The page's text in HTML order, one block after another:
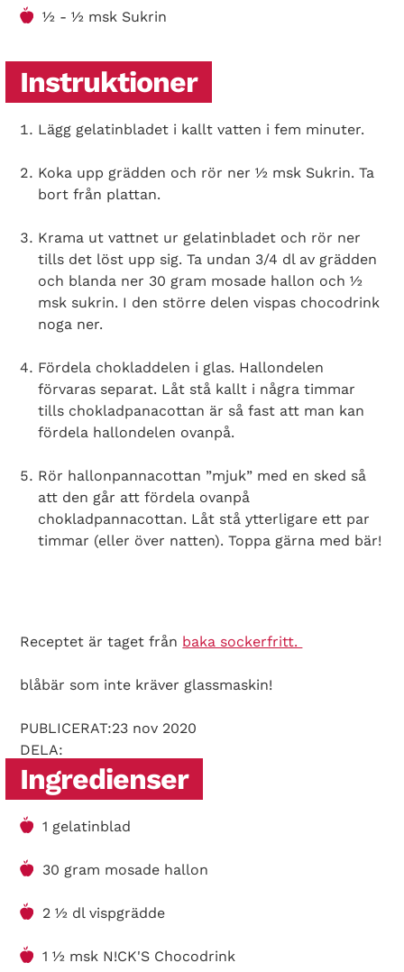
½ - ½ msk Sukrin
Instruktioner
Lägg gelatinbladet i kallt vatten i fem minuter.
Koka upp grädden och rör ner ½ msk Sukrin. Ta
bort från plattan.
Krama ut vattnet ur gelatinbladet och rör ner
tills det löst upp sig. Ta undan 3/4 dl av grädden
och blanda ner 30 gram mosade hallon och ½
msk sukrin. I den större delen vispas chocodrink
noga ner.
Fördela chokladdelen i glas. Hallondelen
förvaras separat. Låt stå kallt i några timmar
tills chokladpanacottan är så fast att man kan
fördela hallondelen ovanpå.
Rör hallonpannacottan ”mjuk” med en sked så
att den går att fördela ovanpå
chokladpannacottan. Låt stå ytterligare ett par
timmar (eller över natten). Toppa gärna med bär!
Receptet är taget från baka sockerfritt.
blåbär som inte kräver glassmaskin!
PUBLICERAT:23 nov 2020
DELA:
Ingredienser
1 gelatinblad
30 gram mosade hallon
2 ½ dl vispgrädde
1 ½ msk N!CK'S Chocodrink